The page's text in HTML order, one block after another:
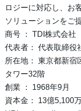
ロジーに対応し、お
ソリューションをご
商号 ： TDI株式会社
代表者： 代表取締役
所在地： 東京都新宿
タワー32階
創業 ： 1968年9月
資本金： 13億5,100